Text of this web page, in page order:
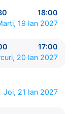
18:00
19 Ian 2027
17:00
20 Ian 2027
Joi, 21 Ian 2027